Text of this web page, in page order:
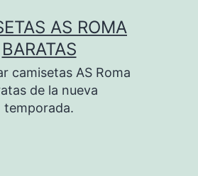
AS ROMA
BARATAS
camisetas AS Roma
de la nueva
temporada.